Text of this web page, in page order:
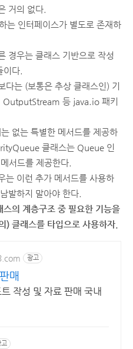
거의 없다.
는 인터페이스가 별도로 존재하
경우는 클래스 기반으로 작성
다.
다는 (보통은 추상 클래스인) 기
OutputStream 등 java.io 패키
없는 특별한 메서드를 제공하
클래스는 Queue 인
서드를 제공한다.
는 이런 추가 메서드를 사용하
발하지 말아야 한다.
의 계층구조 중 필요한 기능을
) 클래스를 타입으로 사용하자.
광고
매
작성 및 자료 판매 국내
고